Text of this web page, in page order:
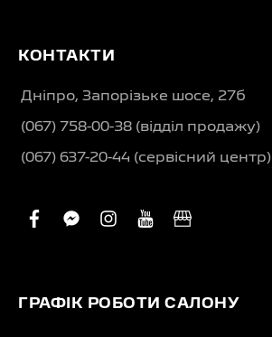
КОНТАКТИ
Дніпро, Запорізьке шосе, 27б
(067) 758-00-38 (вiддiл продажу)
(067) 637-20-44 (сервісний центр)
facebook
facebook-
instagram
youtube
business
ГРАФІК РОБОТИ САЛОНУ